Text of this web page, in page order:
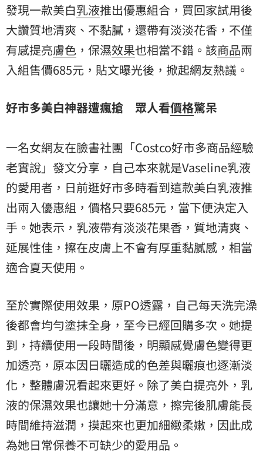
發現一款美白乳液推出優惠組合，買回家試用後
大讚質地清爽、不黏膩，還帶有淡淡花香，不僅
有感提亮膚色 ，保濕效果也相當不錯。該商品兩
入組售價685元，貼文曝光後，掀起網友熱議。
好市多美白神器遭瘋搶 眾人看價格驚呆
一名女網友在臉書社團「Costco好市多商品經驗
老實說」發文分享，自己本來就是Vaseline乳液
的愛用者，日前逛好市多時看到這款美白乳液推
出兩入優惠組，價格只要685元，當下便決定入
手。她表示，乳液帶有淡淡花果香，質地清爽、
延展性佳，擦在皮膚上不會有厚重黏膩感，相當
適合夏天使用。
至於實際使用效果，原PO透露，自己每天洗完澡
後都會均勻塗抹全身，至今已經回購多次。她提
到，持續使用一段時間後，明顯感覺膚色變得更
加透亮，原本因日曬造成的色差與曬痕也逐漸淡
化，整體膚況看起來更好。除了美白提亮外，乳
液的保濕效果也讓她十分滿意，擦完後肌膚能長
時間維持滋潤，摸起來也更加細緻柔嫩，因此成
為她日常保養不可缺少的愛用品。